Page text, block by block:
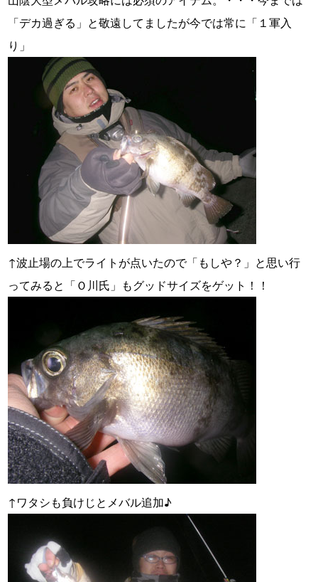
「デカ過ぎる」と敬遠してましたが今では常に「１軍入
り」
↑波止場の上でライトが点いたので「もしや？」と思い行
ってみると「Ｏ川氏」もグッドサイズをゲット！！
↑ワタシも負けじとメバル追加♪